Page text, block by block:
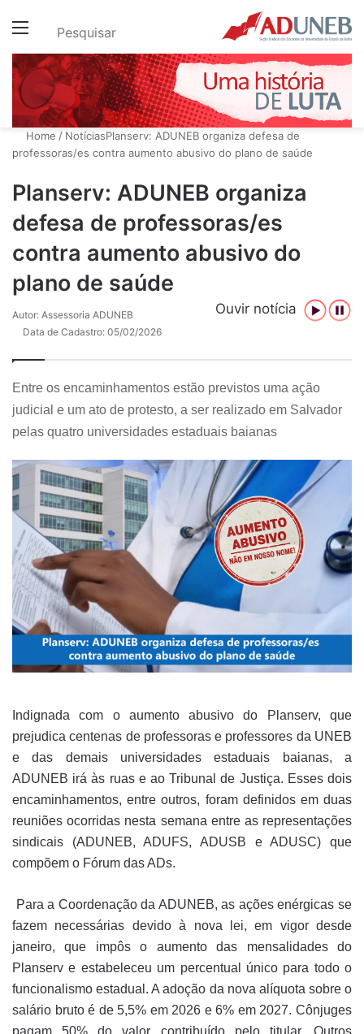
Menu Pesquisar
Home / NotíciasPlanserv: ADUNEB organiza defesa de
professoras/es contra aumento abusivo do plano de saúde
Planserv: ADUNEB organiza
defesa de professoras/es
contra aumento abusivo do
plano de saúde
Ouvir notícia
Autor: Assessoria ADUNEB
Data de Cadastro: 05/02/2026
Entre os encaminhamentos estão previstos uma ação
judicial e um ato de protesto, a ser realizado em Salvador
pelas quatro universidades estaduais baianas
Indignada com o aumento abusivo do Planserv, que
prejudica centenas de professoras e professores da UNEB
e das demais universidades estaduais baianas, a
ADUNEB irá às ruas e ao Tribunal de Justiça. Esses dois
encaminhamentos, entre outros, foram definidos em duas
reuniões ocorridas nesta semana entre as representações
sindicais (ADUNEB, ADUFS, ADUSB e ADUSC) que
compõem o Fórum das ADs.
Para a Coordenação da ADUNEB, as ações enérgicas se
fazem necessárias devido à nova lei, em vigor desde
janeiro, que impôs o aumento das mensalidades do
Planserv e estabeleceu um percentual único para todo o
funcionalismo estadual. A adoção da nova alíquota sobre o
salário bruto é de 5,5% em 2026 e 6% em 2027. Cônjuges
pagam 50% do valor contribuído pelo titular. Outros